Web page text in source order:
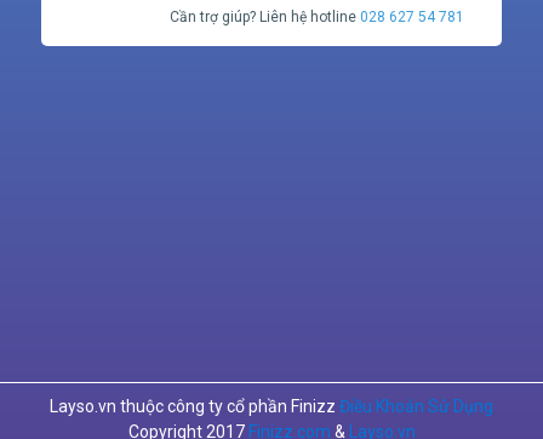
Cần trợ giúp? Liên hệ hotline028 627 54 781
Layso.vn thuộc công ty cổ phần Finizz Điều Khoản Sử Dụng
Copyright 2017 Finizz.com & Layso.vn